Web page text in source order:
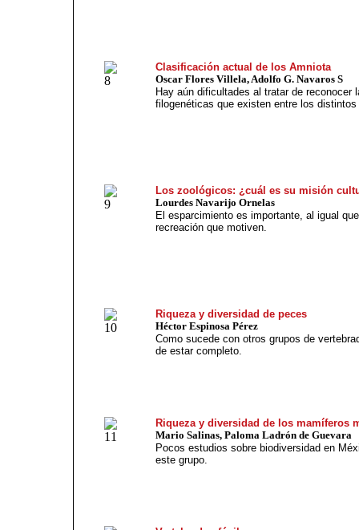
Clasificación actual de los Amniota
Oscar Flores Villela, Adolfo G. Navaros S
Hay aún dificultades al tratar de reconocer
filogenéticas que existen entre los
Los zoológicos: ¿cuál es su misión
Lourdes Navarijo Ornelas
El esparcimiento es importante, al igual
recreación que motiven.
Riqueza y diversidad de peces
Héctor Espinosa Pérez
Como sucede con otros grupos de
de estar completo.
Riqueza y diversidad de los mamíferos
Mario Salinas, Paloma Ladrón de Guevara
Pocos estudios sobre biodiversidad en
este grupo.